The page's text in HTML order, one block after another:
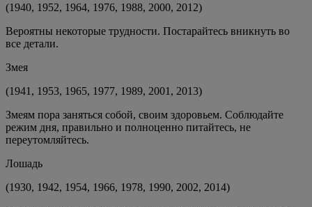
(1940, 1952, 1964, 1976, 1988, 2000, 2012)
Вероятны некоторые трудности. Постарайтесь вникнуть во
все детали.
Змея
(1941, 1953, 1965, 1977, 1989, 2001, 2013)
Змеям пора заняться собой, своим здоровьем. Соблюдайте
режим дня, правильно и полноценно питайтесь, не
переутомляйтесь.
Лошадь
(1930, 1942, 1954, 1966, 1978, 1990, 2002, 2014)